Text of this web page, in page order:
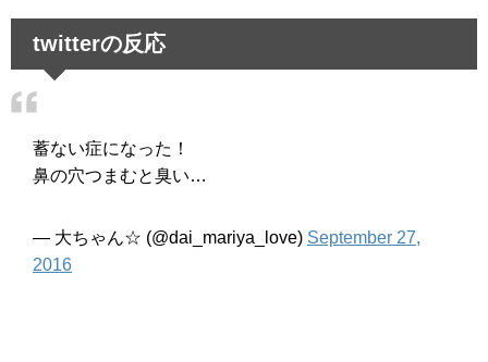
twitterの反応
蓄ない症になった！
鼻の穴つまむと臭い…
— 大ちゃん☆ (@dai_mariya_love) September 27,
2016